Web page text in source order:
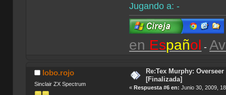
Jugando a: -
en Español -
lobo.rojo
Sinclair ZX Spectrum
Re:Tex Murphy:
[Finalizada]
«Respuesta #6 en: Junio 30, 2009,